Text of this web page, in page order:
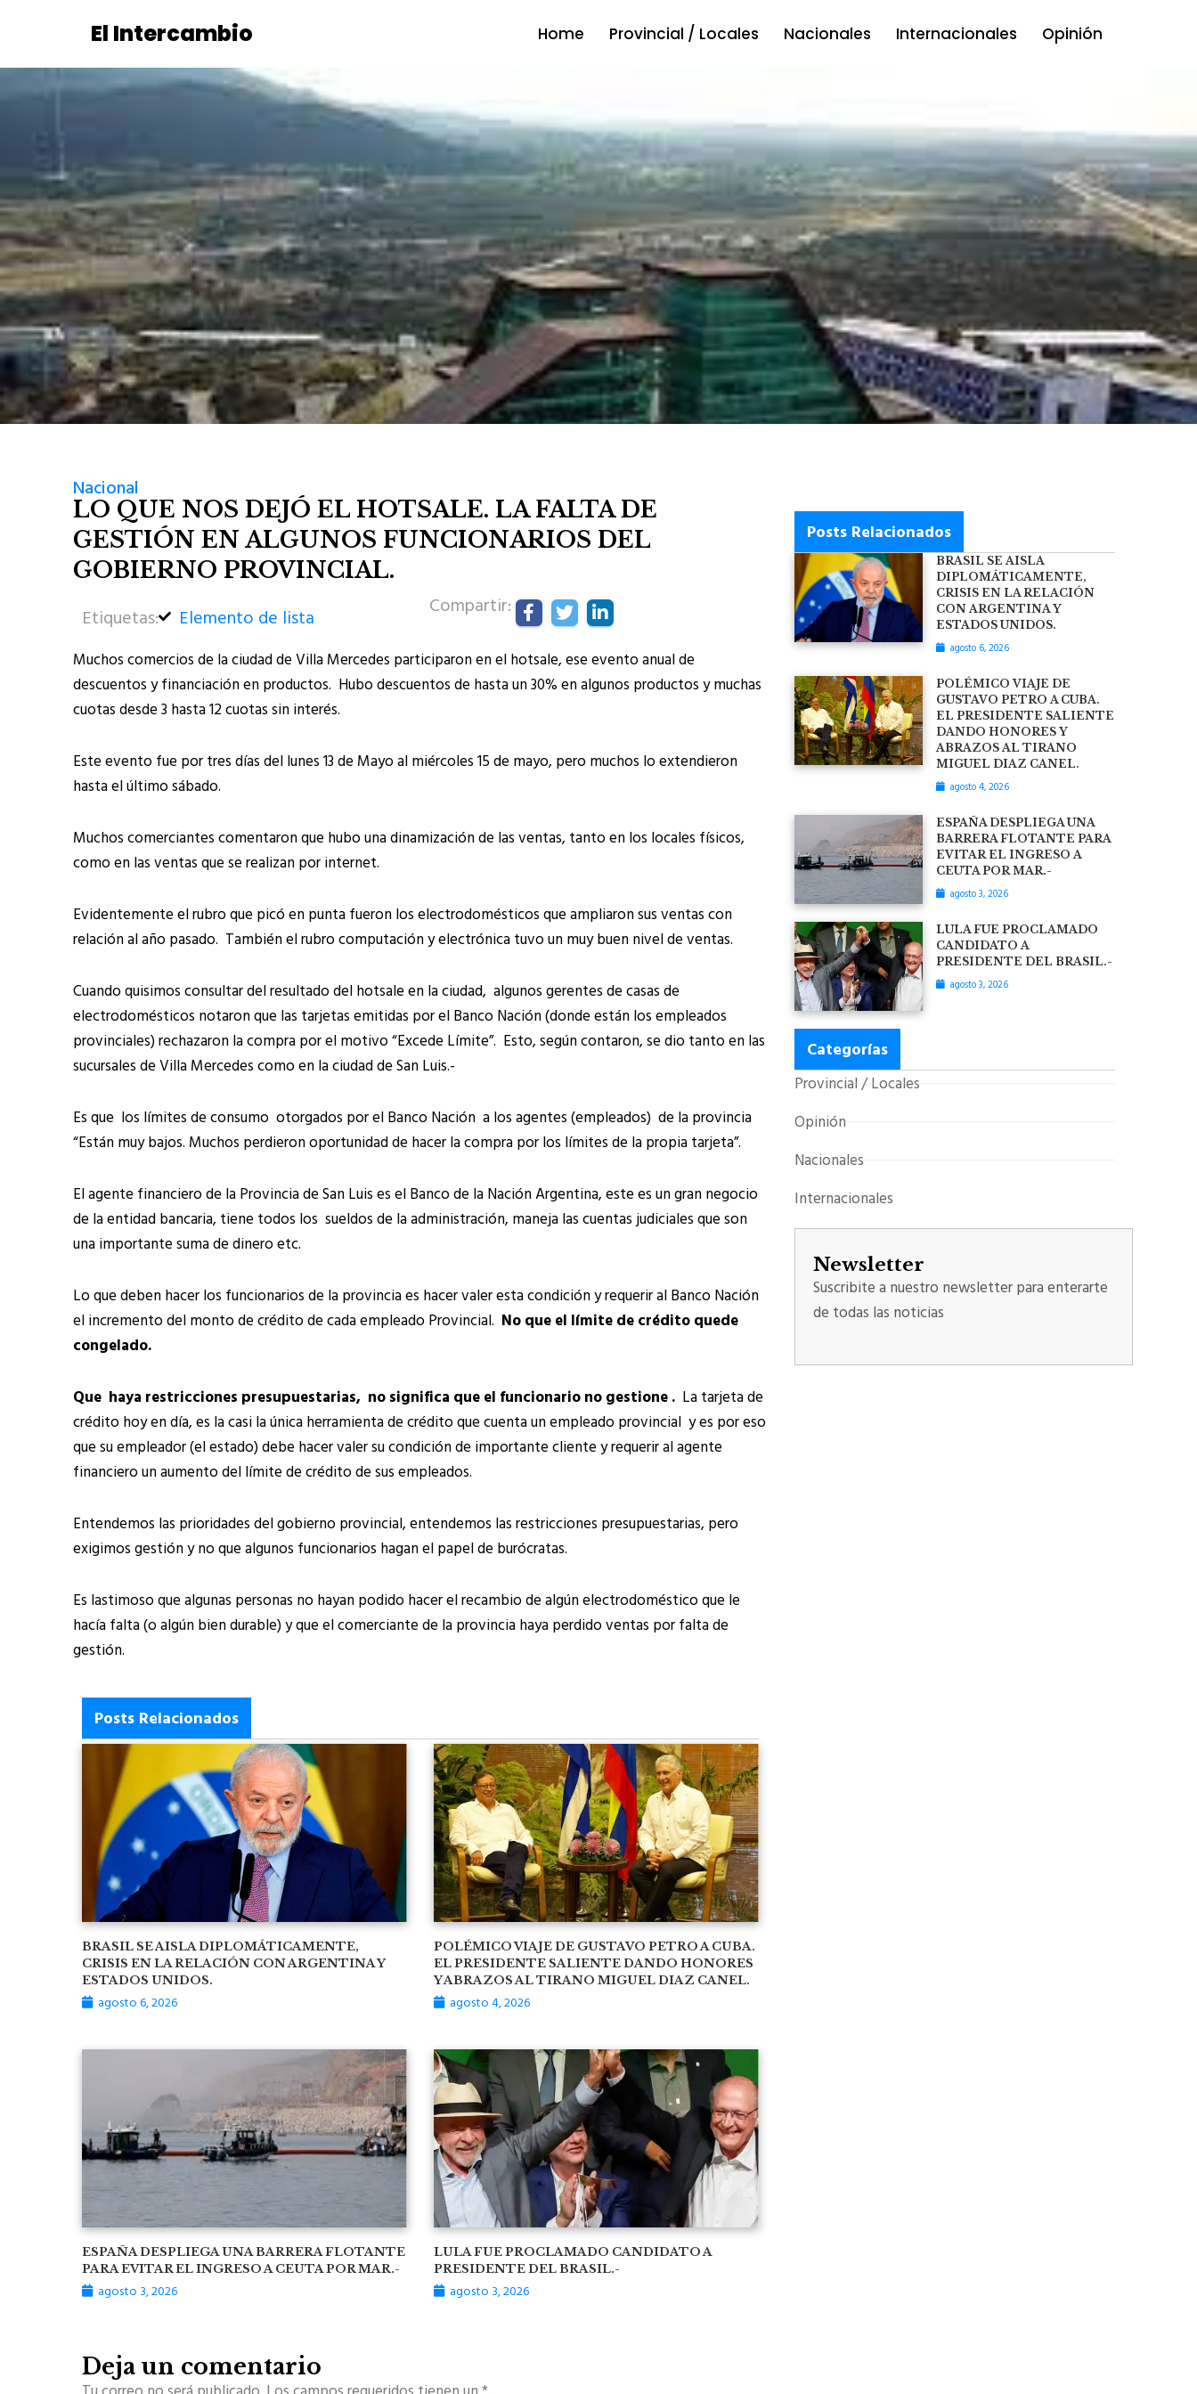
al
contenido
El Intercambio Home Provincial / Locales Nacionales Internacionales Opinión
Nacional
LO QUE NOS DEJÓ EL HOTSALE. LA FALTA DE
GESTIÓN EN ALGUNOS FUNCIONARIOS DEL
GOBIERNO PROVINCIAL.
Etiquetas: Elemento de lista Compartir:
Muchos comercios de la ciudad de Villa Mercedes participaron en el hotsale, ese evento anual de
descuentos y financiación en productos. Hubo descuentos de hasta un 30% en algunos productos y muchas
cuotas desde 3 hasta 12 cuotas sin interés.
Este evento fue por tres días del lunes 13 de Mayo al miércoles 15 de mayo, pero muchos lo extendieron
hasta el último sábado.
Muchos comerciantes comentaron que hubo una dinamización de las ventas, tanto en los locales físicos,
como en las ventas que se realizan por internet.
Evidentemente el rubro que picó en punta fueron los electrodomésticos que ampliaron sus ventas con
relación al año pasado. También el rubro computación y electrónica tuvo un muy buen nivel de ventas.
Cuando quisimos consultar del resultado del hotsale en la ciudad, algunos gerentes de casas de
electrodomésticos notaron que las tarjetas emitidas por el Banco Nación (donde están los empleados
provinciales) rechazaron la compra por el motivo “Excede Límite”. Esto, según contaron, se dio tanto en las
sucursales de Villa Mercedes como en la ciudad de San Luis.-
Es que los límites de consumo otorgados por el Banco Nación a los agentes (empleados) de la provincia
“Están muy bajos. Muchos perdieron oportunidad de hacer la compra por los límites de la propia tarjeta”.
El agente financiero de la Provincia de San Luis es el Banco de la Nación Argentina, este es un gran negocio
de la entidad bancaria, tiene todos los sueldos de la administración, maneja las cuentas judiciales que son
una importante suma de dinero etc.
Lo que deben hacer los funcionarios de la provincia es hacer valer esta condición y requerir al Banco Nación
el incremento del monto de crédito de cada empleado Provincial. No que el límite de crédito quede
congelado.
Que haya restricciones presupuestarias, no significa que el funcionario no gestione . La tarjeta de
crédito hoy en día, es la casi la única herramienta de crédito que cuenta un empleado provincial y es por eso
que su empleador (el estado) debe hacer valer su condición de importante cliente y requerir al agente
financiero un aumento del límite de crédito de sus empleados.
Entendemos las prioridades del gobierno provincial, entendemos las restricciones presupuestarias, pero
exigimos gestión y no que algunos funcionarios hagan el papel de burócratas.
Es lastimoso que algunas personas no hayan podido hacer el recambio de algún electrodoméstico que le
hacía falta (o algún bien durable) y que el comerciante de la provincia haya perdido ventas por falta de
gestión.
Posts Relacionados
BRASIL SE AISLA DIPLOMÁTICAMENTE,
CRISIS EN LA RELACIÓN CON ARGENTINA Y
ESTADOS UNIDOS.
agosto 6, 2026
POLÉMICO VIAJE DE GUSTAVO PETRO A CUBA.
EL PRESIDENTE SALIENTE DANDO HONORES
Y ABRAZOS AL TIRANO MIGUEL DIAZ CANEL.
agosto 4, 2026
ESPAÑA DESPLIEGA UNA BARRERA FLOTANTE
PARA EVITAR EL INGRESO A CEUTA POR MAR.-
agosto 3, 2026
LULA FUE PROCLAMADO CANDIDATO A
PRESIDENTE DEL BRASIL.-
agosto 3, 2026
Deja un comentario
Posts Relacionados
BRASIL SE AISLA
DIPLOMÁTICAMENTE,
CRISIS EN LA RELACIÓN
CON ARGENTINA Y
ESTADOS UNIDOS.
agosto 6, 2026
POLÉMICO VIAJE DE
GUSTAVO PETRO A CUBA.
EL PRESIDENTE SALIENTE
DANDO HONORES Y
ABRAZOS AL TIRANO
MIGUEL DIAZ CANEL.
agosto 4, 2026
ESPAÑA DESPLIEGA UNA
BARRERA FLOTANTE PARA
EVITAR EL INGRESO A
CEUTA POR MAR.-
agosto 3, 2026
LULA FUE PROCLAMADO
CANDIDATO A
PRESIDENTE DEL BRASIL.-
agosto 3, 2026
Categorías
Provincial / Locales
Opinión
Nacionales
Internacionales
Newsletter
Suscribite a nuestro newsletter para enterarte
de todas las noticias